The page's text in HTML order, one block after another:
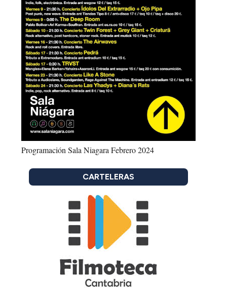
Programación Sala Niagara Febrero 2024
CARTELERAS